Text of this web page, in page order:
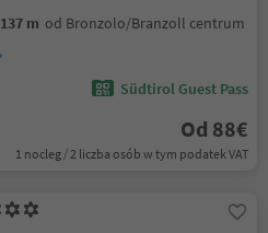
137 m od Bronzolo/Branzoll centrum
Südtirol Guest Pass
Od 88€
1 nocleg / 2 liczba osób w tym podatek VAT